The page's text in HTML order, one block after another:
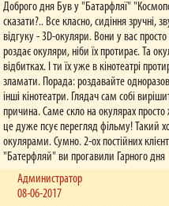
Доброго дня Був у "Батарфляї"
сказати?.. Все класно, сидіння зручні,
відгуку - 3D-окуляри. Вони у вас
роздає окуляри, ніби їх протирає. Та
відбитках. І ти їх уже в кінотеатрі
зламати. Порада: роздавайте
інші кінотеатри. Глядач сам собі
причина. Саме скло на окулярах
це дуже псує перегляд фільму! Такий
окулярами. Сумно. 2-ох постійних
"Батерфляй" ви прогавили Гарного дня
Администратор
08-06-2017